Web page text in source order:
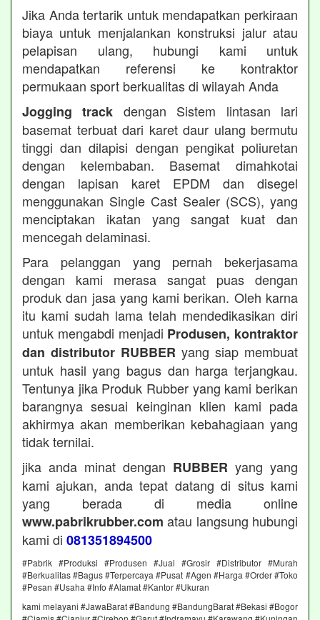
Jika Anda tertarik untuk mendapatkan perkiraan
biaya untuk menjalankan konstruksi jalur atau
pelapisan ulang, hubungi kami untuk
mendapatkan referensi ke kontraktor
permukaan sport berkualitas di wilayah Anda
Jogging track dengan Sistem lintasan lari
basemat terbuat dari karet daur ulang bermutu
tinggi dan dilapisi dengan pengikat poliuretan
dengan kelembaban. Basemat dimahkotai
dengan lapisan karet EPDM dan disegel
menggunakan Single Cast Sealer (SCS), yang
menciptakan ikatan yang sangat kuat dan
mencegah delaminasi.
Para pelanggan yang pernah bekerjasama
dengan kami merasa sangat puas dengan
produk dan jasa yang kami berikan. Oleh karna
itu kami sudah lama telah mendedikasikan diri
untuk mengabdi menjadi Produsen, kontraktor
dan distributor RUBBER yang siap membuat
untuk hasil yang bagus dan harga terjangkau.
Tentunya jika Produk Rubber yang kami berikan
barangnya sesuai keinginan klien kami pada
akhirmya akan memberikan kebahagiaan yang
tidak ternilai.
jika anda minat dengan RUBBER yang yang
kami ajukan, anda tepat datang di situs kami
yang berada di media online
www.pabrikrubber.com atau langsung hubungi
kami di 081351894500
#Pabrik #Produksi #Produsen #Jual #Grosir #Distributor #Murah
#Berkualitas #Bagus #Terpercaya #Pusat #Agen #Harga #Order #Toko
#Pesan #Usaha #Info #Alamat #Kantor #Ukuran
kami melayani #JawaBarat #Bandung #BandungBarat #Bekasi #Bogor